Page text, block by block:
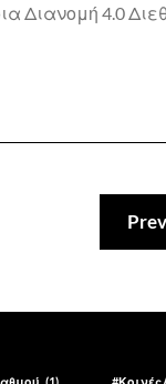
Διανομή 4.0